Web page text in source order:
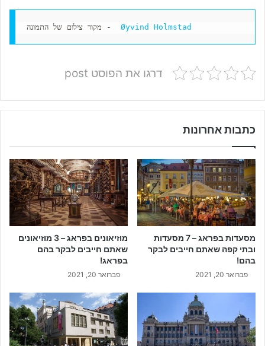
מקור צילום של התמונה - Øyvind Holmstad
דרגו את הפוסט post
כתבות אחרונות
מסעדות בפראג – 7 מסעדות
ובתי קפה שאתם חייבים לבקר
בהם!
פברואר 20, 2021
מוזיאונים בפראג – 3 מוזיאונים
שאתם חייבים לבקר בהם
בפראג!
פברואר 20, 2021